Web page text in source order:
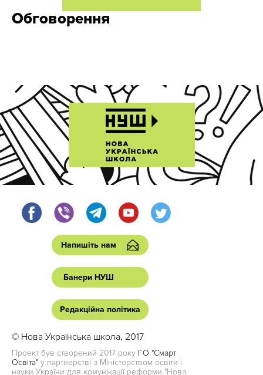
Обговорення
Напишіть нам
Банери НУШ
Редакційна політика
© Нова Українська школа, 2017
Проект був створений 2017 року ГО "Смарт
Освіта" у партнерстві з Міністерством освіти і
науки України для комунікації реформи "Нова